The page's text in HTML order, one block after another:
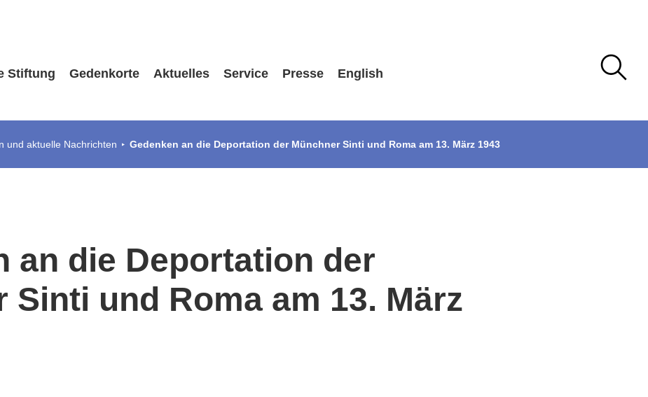
Stiftung Gedenkorte Aktuelles Service Presse English
und aktuelle Nachrichten Gedenken an die Deportation der Münchner Sinti und Roma am 13. März 1943
an die Deportation der
Sinti und Roma am 13. März